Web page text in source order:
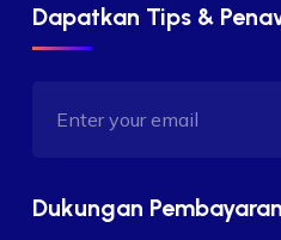
Dapatkan Tips &
Dukungan Pembayaran